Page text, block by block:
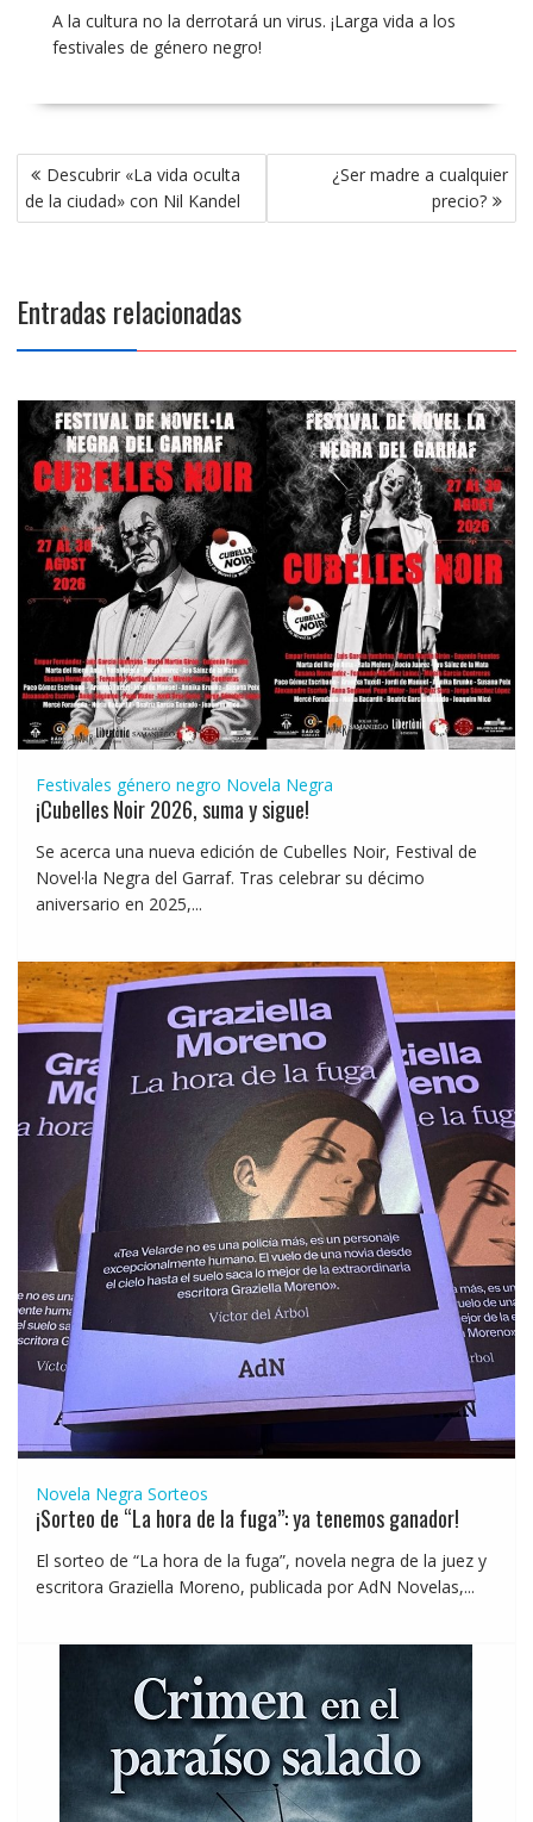
A la cultura no la derrotará un virus. ¡Larga vida a los
festivales de género negro!
Navegación
de
entradas
Descubrir «La vida oculta
de la ciudad» con Nil Kandel
¿Ser madre a cualquier
precio?
Entradas relacionadas
Festivales género negro Novela Negra
¡Cubelles Noir 2026, suma y sigue!
Se acerca una nueva edición de Cubelles Noir, Festival de
Novel·la Negra del Garraf. Tras celebrar su décimo
aniversario en 2025,...
Novela Negra Sorteos
¡Sorteo de “La hora de la fuga”: ya tenemos ganador!
El sorteo de “La hora de la fuga”, novela negra de la juez y
escritora Graziella Moreno, publicada por AdN Novelas,...